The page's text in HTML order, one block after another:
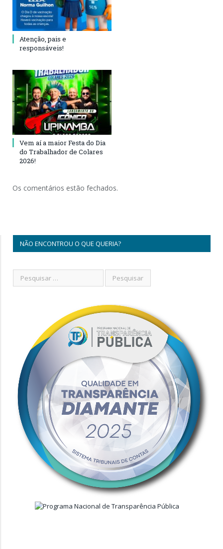
Atenção, pais e
responsáveis!
Vem aí a maior Festa do Dia
do Trabalhador de Colares
2026!
Os comentários estão fechados.
NÃO ENCONTROU O QUE QUERIA?